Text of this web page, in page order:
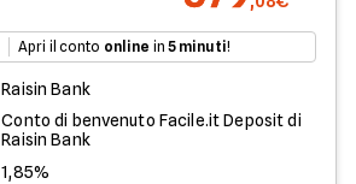
Apri il conto online in 5 minuti!
Raisin Bank
Conto di benvenuto Facile.it Deposit di
Raisin Bank
1,85%